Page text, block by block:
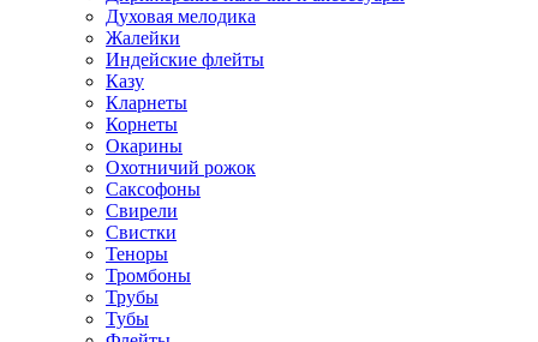
Духовая мелодика
Жалейки
Индейские флейты
Казу
Кларнеты
Корнеты
Окарины
Охотничий рожок
Саксофоны
Свирели
Свистки
Теноры
Тромбоны
Трубы
Тубы